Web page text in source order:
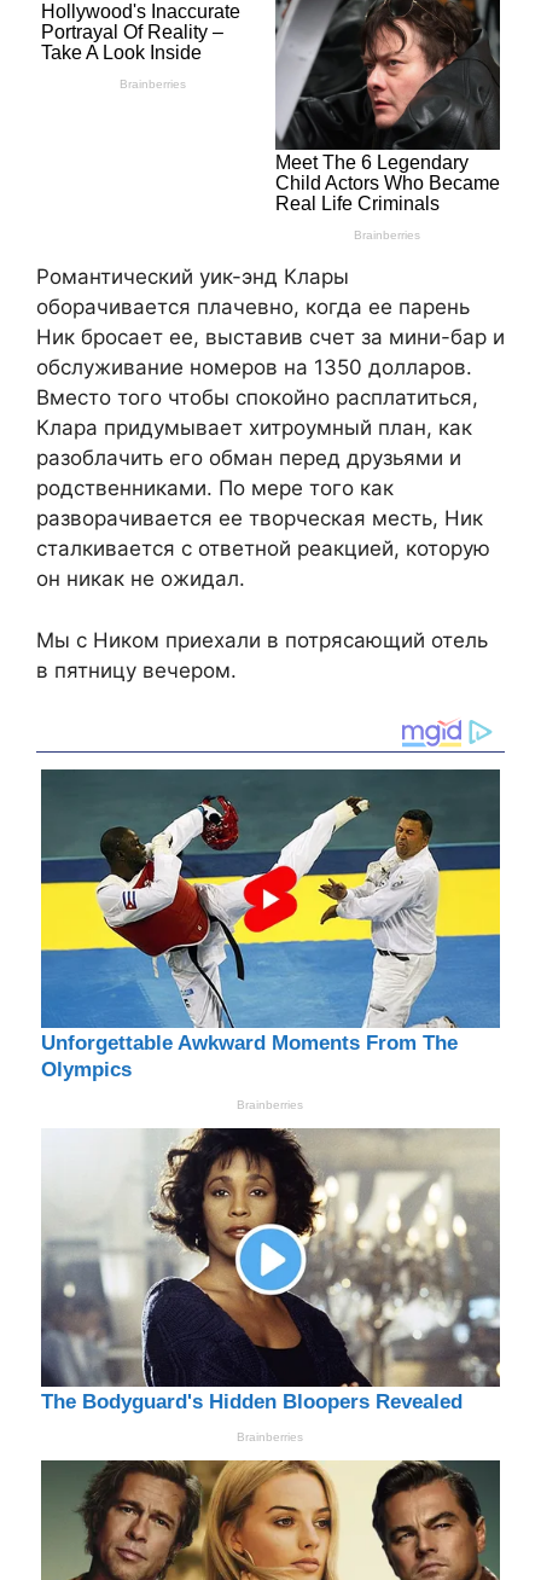
Романтический уик-энд Клары
оборачивается плачевно, когда ее парень
Ник бросает ее, выставив счет за мини-бар и
обслуживание номеров на 1350 долларов.
Вместо того чтобы спокойно расплатиться,
Клара придумывает хитроумный план, как
разоблачить его обман перед друзьями и
родственниками. По мере того как
разворачивается ее творческая месть, Ник
сталкивается с ответной реакцией, которую
он никак не ожидал.
Мы с Ником приехали в потрясающий отель
в пятницу вечером.